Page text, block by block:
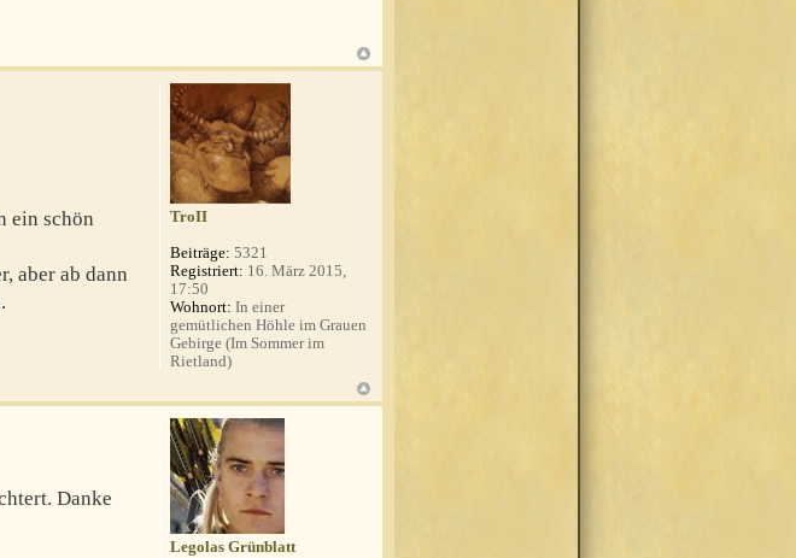
ein schön
aber ab dann
TroII
Beiträge: 5321
Registriert: 16. März 2015,
17:50
Wohnort: In einer
gemütlichen Höhle im Grauen
Gebirge (Im Sommer im
Rietland)
Danke
Legolas Grünblatt